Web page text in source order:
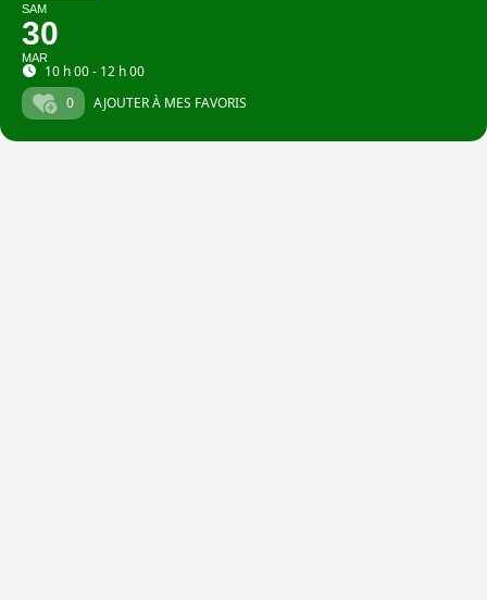
SAM
30
MAR
10 h 00 - 12 h 00
0
AJOUTER À MES FAVORIS